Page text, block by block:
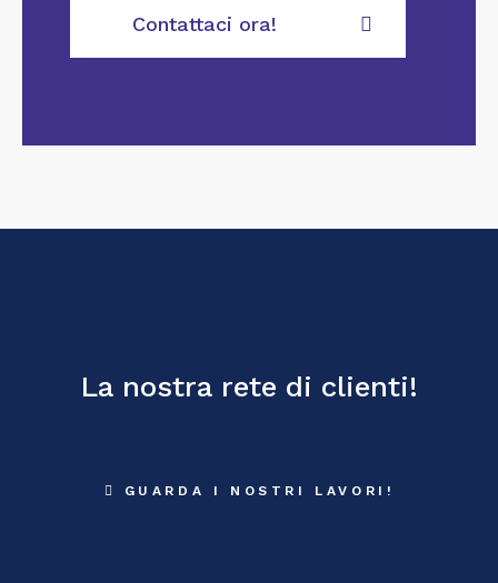
Contattaci ora!
La nostra rete di clienti!
GUARDA I NOSTRI LAVORI!